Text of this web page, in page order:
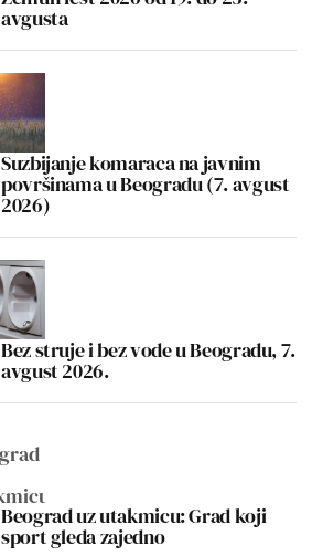
avgusta
Suzbijanje komaraca na javnim
površinama u Beogradu (7. avgust
2026)
Bez struje i bez vode u Beogradu, 7.
avgust 2026.
Beograd uz utakmicu: Grad koji
sport gleda zajedno